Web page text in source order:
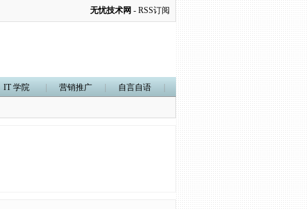
无忧技术网 - RSS订阅
IT 学院 营销推广 自言自语